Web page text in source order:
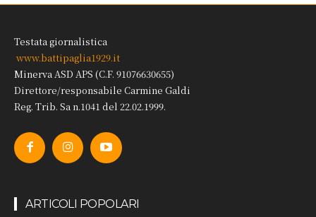
Testata giornalistica
www.battipaglia1929.it
Minerva ASD APS (C.F. 91076630655)
Direttore/responsabile Carmine Galdi
Reg. Trib. Sa n.1041 del 22.02.1999.
ARTICOLI POPOLARI